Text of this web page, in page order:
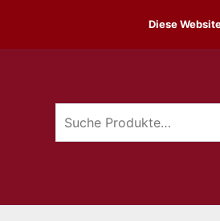
springen Suchen
Diese